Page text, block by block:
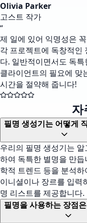
Olivia Parker
고스트 작가
“
제 일에 있어 익명성은
각 프로젝트에 독창적인
다. 일반적이면서도 독
클라이언트의 필요에 맞
시간을 절약해 줍니다!
자
필명 생성기는 어떻게
우리의 필명 생성기는
하여 독특한 별명을 만
학적 트렌드 등을 분석
이니셜이나 장르를 입력
명 리스트를 제공합니다.
필명을 사용하는 장점